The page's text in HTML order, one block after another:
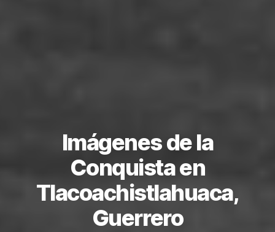
Imágenes de la
Conquista en
Tlacoachistlahuaca,
Guerrero